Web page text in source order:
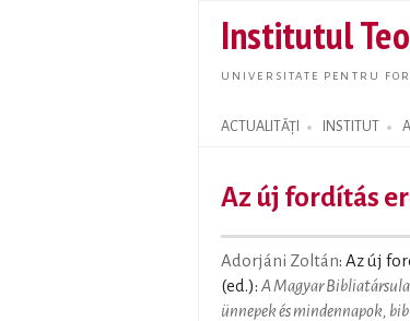
Institutul
UNIVERSITATE PENTRU
ACTUALITĂȚI INSTITUT
Search form
Az új fordítás
Adorjáni Zoltán: Az új
(ed.): A Magyar
ünnepek és mindennapok,